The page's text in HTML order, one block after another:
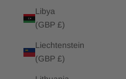
Libya
(GBP £)
Liechtenstein
(GBP £)